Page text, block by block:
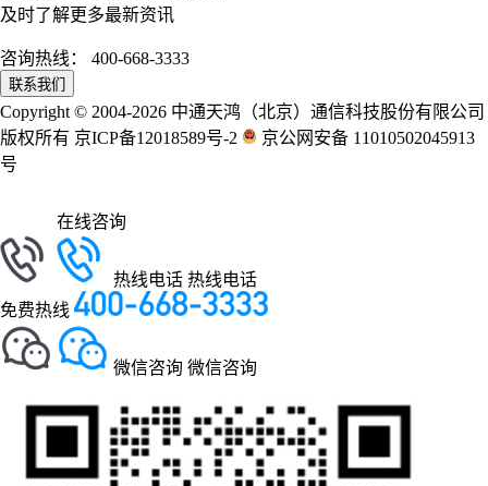
及时了解更多最新资讯
咨询热线： 400-668-3333
联系我们
Copyright © 2004-2026 中通天鸿（北京）通信科技股份有限公司
版权所有 京ICP备12018589号-2
京公网安备 11010502045913
号
在线咨询
热线电话 热线电话
免费热线
微信咨询 微信咨询